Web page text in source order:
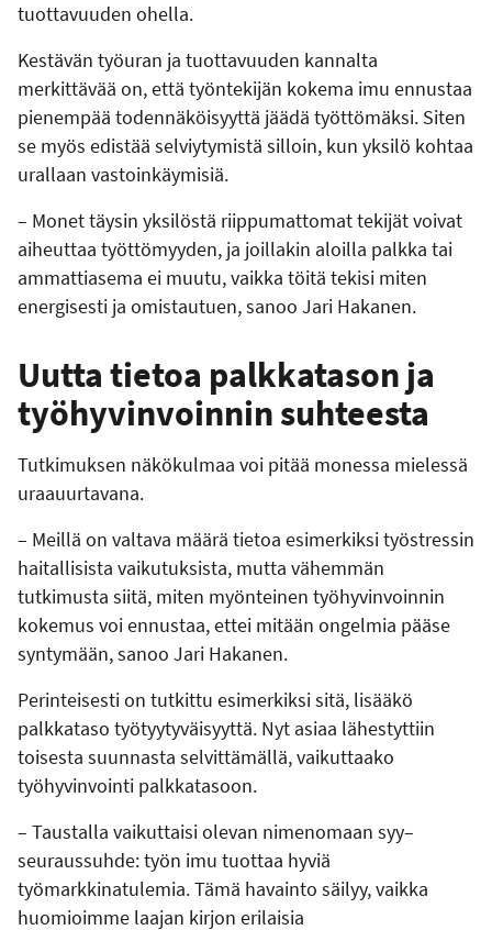
tuottavuuden ohella.
Kestävän työuran ja tuottavuuden kannalta
merkittävää on, että työntekijän kokema imu ennustaa
pienempää todennäköisyyttä jäädä työttömäksi. Siten
se myös edistää selviytymistä silloin, kun yksilö kohtaa
urallaan vastoinkäymisiä.
– Monet täysin yksilöstä riippumattomat tekijät voivat
aiheuttaa työttömyyden, ja joillakin aloilla palkka tai
ammattiasema ei muutu, vaikka töitä tekisi miten
energisesti ja omistautuen, sanoo Jari Hakanen.
Uutta tietoa palkkatason ja
työhyvinvoinnin suhteesta
Tutkimuksen näkökulmaa voi pitää monessa mielessä
uraauurtavana.
– Meillä on valtava määrä tietoa esimerkiksi työstressin
haitallisista vaikutuksista, mutta vähemmän
tutkimusta siitä, miten myönteinen työhyvinvoinnin
kokemus voi ennustaa, ettei mitään ongelmia pääse
syntymään, sanoo Jari Hakanen.
Perinteisesti on tutkittu esimerkiksi sitä, lisääkö
palkkataso työtyytyväisyyttä. Nyt asiaa lähestyttiin
toisesta suunnasta selvittämällä, vaikuttaako
työhyvinvointi palkkatasoon.
– Taustalla vaikuttaisi olevan nimenomaan syy–
seuraussuhde: työn imu tuottaa hyviä
työmarkkinatulemia. Tämä havainto säilyy, vaikka
huomioimme laajan kirjon erilaisia